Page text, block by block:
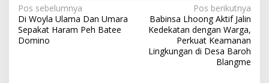
N
a
v
Pos sebelumnya
Di Woyla Ulama Dan Umara
Sepakat Haram Peh Batee
Domino
Pos berikutnya
Babinsa Lhoong Aktif Jalin
Kedekatan dengan Warga,
Perkuat Keamanan
Lingkungan di Desa Baroh
Blangme